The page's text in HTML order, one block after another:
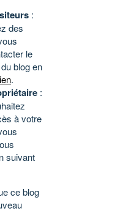
:
des
le
blog en
.
:
à votre
suivant
ce blog